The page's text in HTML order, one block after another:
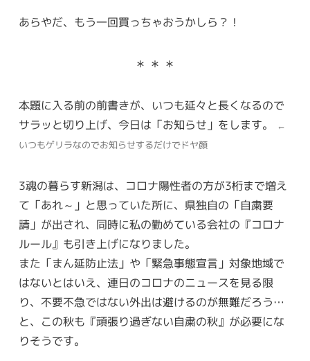
あらやだ、もう一回買っちゃおうかしら？！
＊ ＊ ＊
本題に入る前の前書きが、いつも延々と長くなるので
サラッと切り上げ、今日は「お知らせ」をします。
←
いつもゲリラなのでお知らせするだけでドヤ顔
3魂の暮らす新潟は、コロナ陽性者の方が3桁まで増え
て「あれ～」と思っていた所に、県独自の「自粛要
請」が出され、同時に私の勤めている会社の『コロナ
ルール』も引き上げになりました。
また「まん延防止法」や「緊急事態宣言」対象地域で
はないとはいえ、連日のコロナのニュースを見る限
り、不要不急ではない外出は避けるのが無難だろう…
と、この秋も『頑張り過ぎない自粛の秋』が必要にな
りそうです。